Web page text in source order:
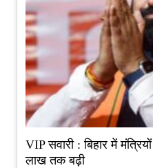
VIP सवारी : बिहार में
लाख तक बढ़ी